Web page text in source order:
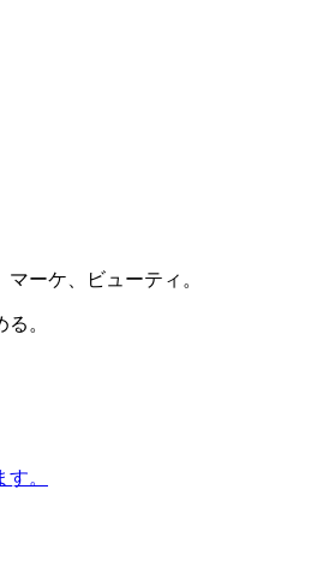
ーケ、ビューティ。
。
。